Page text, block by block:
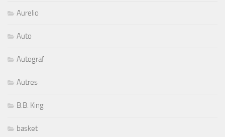
Aurelio
Auto
Autograf
Autres
B.B. King
basket